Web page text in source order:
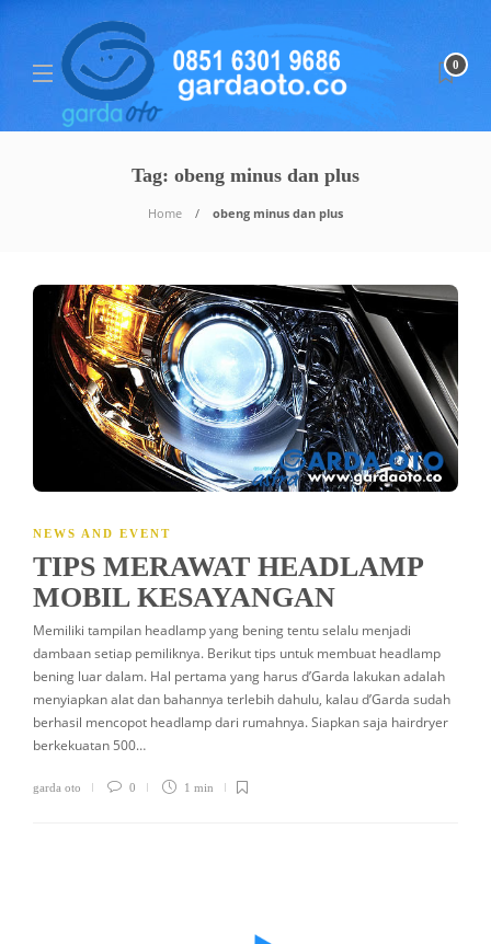
0
Tag: obeng minus dan plus
Home obeng minus dan plus
NEWS AND EVENT
TIPS MERAWAT HEADLAMP
MOBIL KESAYANGAN
Memiliki tampilan headlamp yang bening tentu selalu menjadi
dambaan setiap pemiliknya. Berikut tips untuk membuat headlamp
bening luar dalam. Hal pertama yang harus d’Garda lakukan adalah
menyiapkan alat dan bahannya terlebih dahulu, kalau d’Garda sudah
berhasil mencopot headlamp dari rumahnya. Siapkan saja hairdryer
berkekuatan 500…
garda oto 0 1 min